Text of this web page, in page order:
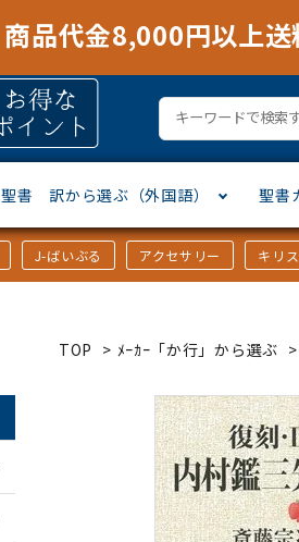
商品代金8,000円以上送
聖書 訳から選ぶ（外国語）
その他ヨーロッパ言語
聖書
カード類
パソコンソフトCD-ROM
クリスマス特集
「わ行」から選ぶ
J-ばいぶる アクセサリー キリ
TOP > ﾒｰｶｰ「か行」から選ぶ >